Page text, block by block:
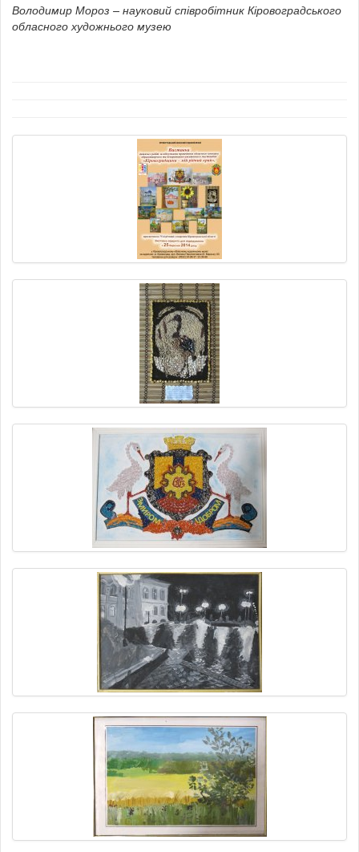
Володимир Мороз – науковий співробітник Кіровоградського
обласного художнього музею